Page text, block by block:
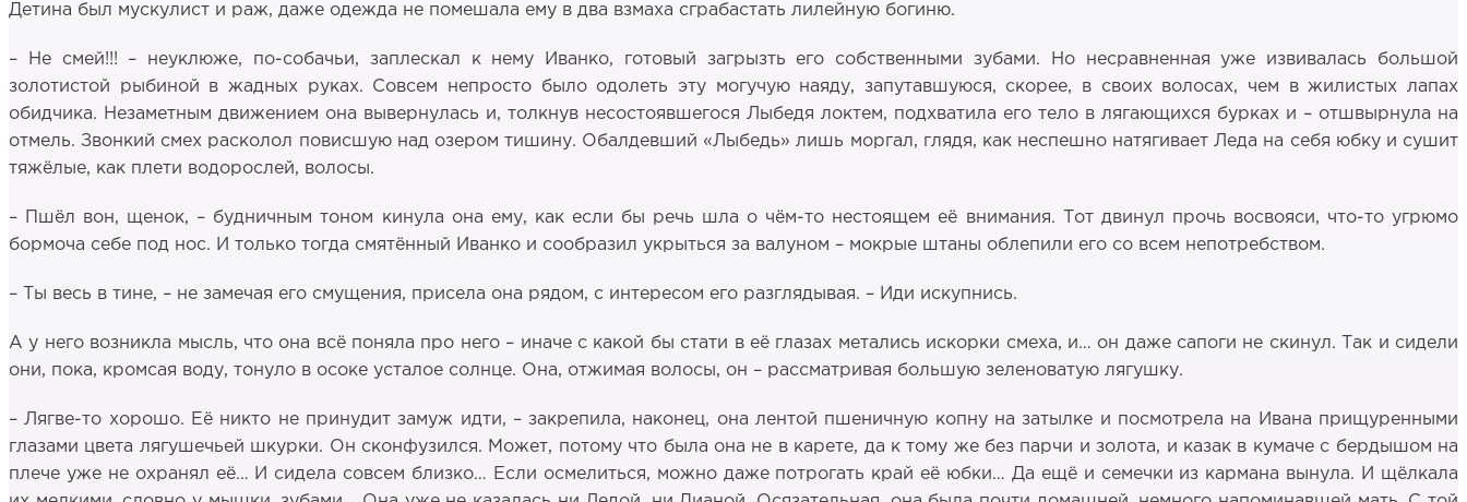
Детина был мускулист и раж, даже одежда не помешала ему в два взмаха сграбастать лилейную богиню.
– Не смей!!! – неуклюже, по-собачьи, заплескал к нему Иванко, готовый загрызть его собственными зубами. Но несравненная уже извивалась большой
золотистой рыбиной в жадных руках. Совсем непросто было одолеть эту могучую наяду, запутавшуюся, скорее, в своих волосах, чем в жилистых лапах
обидчика. Незаметным движением она вывернулась и, толкнув несостоявшегося Лыбедя локтем, подхватила его тело в лягающихся бурках и – отшвырнула на
отмель. Звонкий смех расколол повисшую над озером тишину. Обалдевший «Лыбедь» лишь моргал, глядя, как неспешно натягивает Леда на себя юбку и сушит
тяжёлые, как плети водорослей, волосы.
– Пшёл вон, щенок, – будничным тоном кинула она ему, как если бы речь шла о чём-то нестоящем её внимания. Тот двинул прочь восвояси, что-то угрюмо
бормоча себе под нос. И только тогда смятённый Иванко и сообразил укрыться за валуном – мокрые штаны облепили его со всем непотребством.
– Ты весь в тине, – не замечая его смущения, присела она рядом, с интересом его разглядывая. – Иди искупнись.
А у него возникла мысль, что она всё поняла про него – иначе с какой бы стати в её глазах метались искорки смеха, и… он даже сапоги не скинул. Так и сидели
они, пока, кромсая воду, тонуло в осоке усталое солнце. Она, отжимая волосы, он – рассматривая большую зеленоватую лягушку.
– Лягве-то хорошо. Её никто не принудит замуж идти, – закрепила, наконец, она лентой пшеничную копну на затылке и посмотрела на Ивана прищуренными
глазами цвета лягушечьей шкурки. Он сконфузился. Может, потому что была она не в карете, да к тому же без парчи и золота, и казак в кумаче с бердышом на
плече уже не охранял её… И сидела совсем близко… Если осмелиться, можно даже потрогать край её юбки… Да ещё и семечки из кармана вынула. И щёлкала